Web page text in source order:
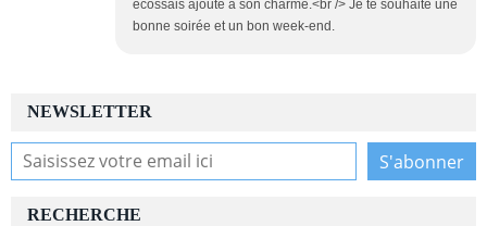
écossais ajoute à son charme.<br /> Je te souhaite une
bonne soirée et un bon week-end.
NEWSLETTER
RECHERCHE